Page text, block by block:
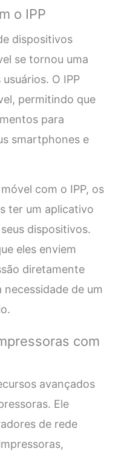
o IPP
dispositivos
se tornou uma
O IPP
permitindo que
para
smartphones e
com o IPP, os
ter um aplicativo
dispositivos.
eles enviem
diretamente
necessidade de um
com
avançados
Ele
de rede